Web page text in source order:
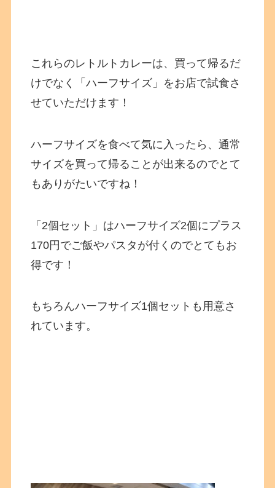
これらのレトルトカレーは、買って帰るだ
けでなく「ハーフサイズ」をお店で試食さ
せていただけます！
ハーフサイズを食べて気に入ったら、通常
サイズを買って帰ることが出来るのでとて
もありがたいですね！
「2個セット」はハーフサイズ2個にプラス
170円でご飯やパスタが付くのでとてもお
得です！
もちろんハーフサイズ1個セットも用意さ
れています。